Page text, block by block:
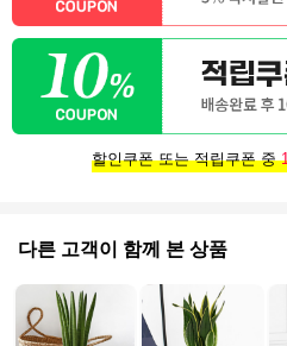
할인쿠폰 또는 적립쿠폰 중
다른 고객이 함께 본 상품